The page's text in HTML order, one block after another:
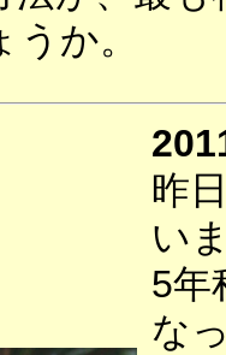
か。
昨
い
5年
な